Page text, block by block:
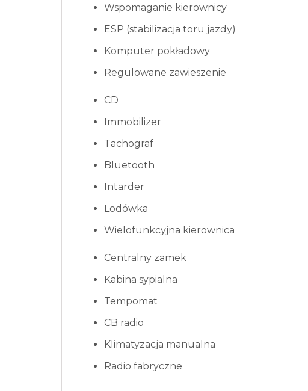
Wspomaganie kierownicy
ESP (stabilizacja toru jazdy)
Komputer pokładowy
Regulowane zawieszenie
CD
Immobilizer
Tachograf
Bluetooth
Intarder
Lodówka
Wielofunkcyjna kierownica
Centralny zamek
Kabina sypialna
Tempomat
CB radio
Klimatyzacja manualna
Radio fabryczne